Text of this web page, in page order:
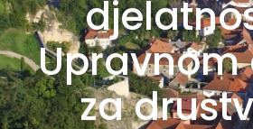
Upravnom
za